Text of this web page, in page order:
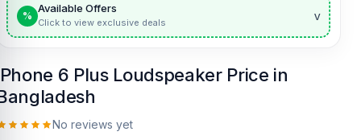
%
Available Offers
Click to view exclusive deals v
6 Plus Loudspeaker Price in
No reviews yet